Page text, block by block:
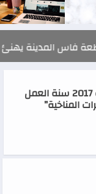
يهنئ صاحب الجلالة
صلاح الدين مزوار : المغرب “ملتزم بجعل سنة 2017 سنة العمل
المناخية”